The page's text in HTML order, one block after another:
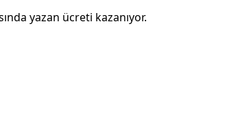
yazan ücreti kazanıyor.